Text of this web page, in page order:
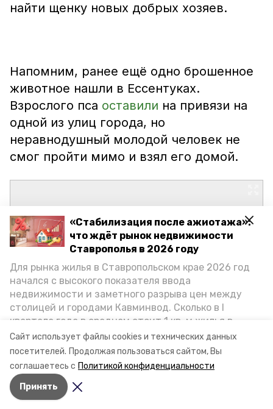
Сайт использует файлы cookies и технических данных
посетителей. Продолжая пользоваться сайтом, Вы
соглашаетесь с Политикой конфиденциальности
Принять
«Стабилизация после ажиотажа»:
что ждёт рынок недвижимости
Ставрополья в 2026 году
Для рынка жилья в Ставропольском крае 2026 год
начался с высокого показателя ввода
недвижимости и заметного разрыва цен между
столицей и городами Кавминвод. Сколько в I
квартале года в среднем стоит 1 кв. м жилья в
городах и округах региона, как изменился спрос на
первичку и вторичку, какова себестоимость
стройки собственного жилья в этом году и какие
прогнозы о стоимости квадратных метров дают
эксперты, выясняла корреспондент «Победы26».
найти щенку новых добрых хозяев.
Напомним, ранее ещё одно брошенное
животное нашли в Ессентуках.
Взрослого пса оставили на привязи на
одной из улиц города, но
неравнодушный молодой человек не
смог пройти мимо и взял его домой.
Авторы: Анастасия Бурдыга